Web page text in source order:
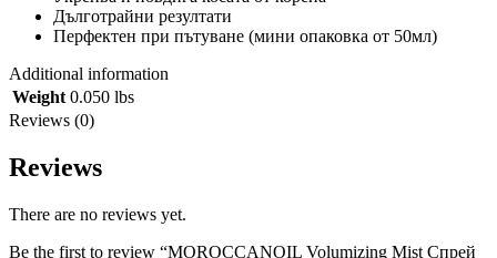
Дълготрайни резултати
Перфектен при пътуване (мини опаковка от 50мл)
Additional information
Weight 0.050 lbs
Reviews (0)
Reviews
There are no reviews yet.
Be the first to review “MOROCCANOIL Volumizing Mist Спрей